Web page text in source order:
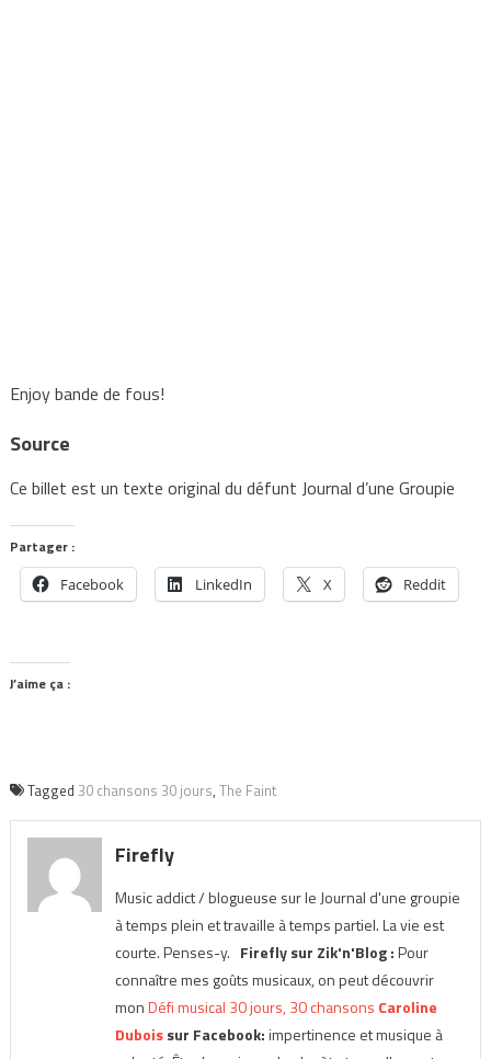
Enjoy bande de fous!
Source
Ce billet est un texte original du défunt Journal d’une Groupie
Partager :
Facebook LinkedIn X Reddit
J’aime ça :
Tagged 30 chansons 30 jours, The Faint
Firefly
Music addict / blogueuse sur le Journal d'une groupie
à temps plein et travaille à temps partiel. La vie est
courte. Penses-y. Firefly sur Zik'n'Blog :Pour
connaître mes goûts musicaux, on peut découvrir
monDéfi musical 30 jours, 30 chansons Caroline
Duboissur Facebook:impertinence et musique à